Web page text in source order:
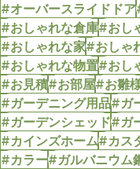
#オーバースライドドア
#おしゃれな倉庫#おし
#おしゃれな家#おしゃ
#おしゃれな物置#おし
#お見積#お部屋#お雛
#ガーデニング用品#ガ
#ガーデンシェッド#ガ
#カインズホーム#カス
#カラー#ガルバニウム